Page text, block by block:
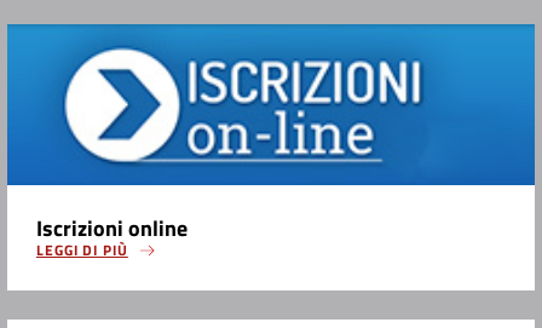
Iscrizioni online
LEGGI DI PIÙ